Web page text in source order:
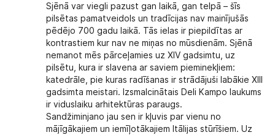
Sjēnāvar viegli pazust gan laikā, gan telpā – šīs
pilsētas pamatveidols un tradīcijas nav mainījušās
pēdējo 700 gadu laikā. Tās ielas ir piepildītas ar
kontrastiem kur nav ne miņas no mūsdienām. Sjēnā
nemanot mēs pārceļamies uz XIV gadsimtu, uz
pilsētu, kura ir slavena ar saviem pieminekļiem:
katedrāle, pie kuras radīšanas ir strādājuši labākie XIII
gadsimta meistari. Izsmalcinātais Deli Kampo laukums
ir viduslaiku arhitektūras paraugs.
Sandžiminjano jau sen ir kļuvis par vienu no
mājīgākajiem un iemīļotākajiem Itālijas stūrīšiem. Uz